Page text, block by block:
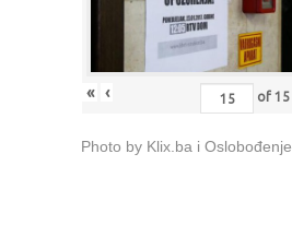
« ‹ of 15
Photo by Klix.ba i Oslobođenje